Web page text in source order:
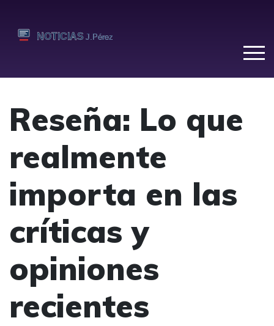
Reseña: Lo que
realmente
importa en las
críticas y
opiniones
recientes